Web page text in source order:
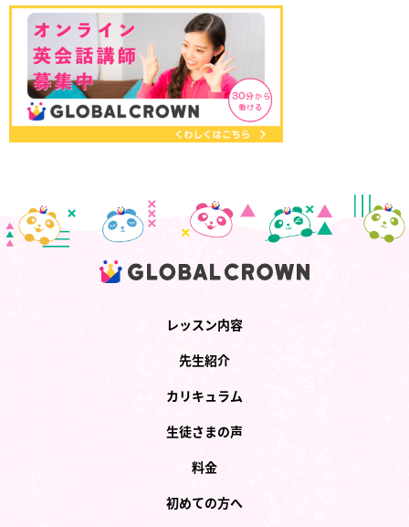
レッスン内容
先生紹介
カリキュラム
生徒さまの声
料金
初めての方へ